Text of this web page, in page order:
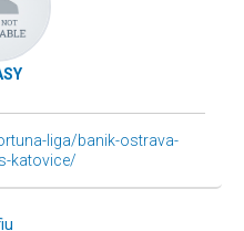
liga/banik-ostrava-
katovice/